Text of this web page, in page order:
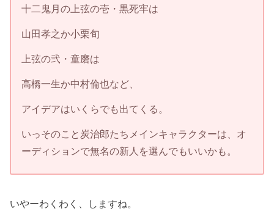
十二鬼月の上弦の壱・黒死牢は
山田孝之か小栗旬
上弦の弐・童磨は
高橋一生か中村倫也など、
アイデアはいくらでも出てくる。
いっそのこと炭治郎たちメインキャラクターは、オ
ーディションで無名の新人を選んでもいいかも。
いやーわくわく、しますね。